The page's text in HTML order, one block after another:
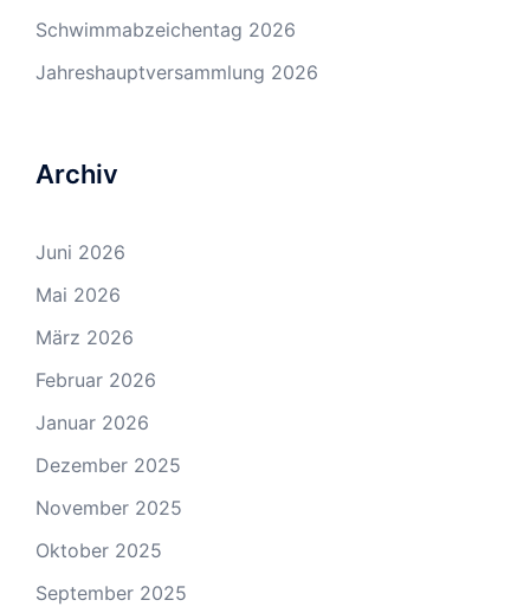
Schwimmabzeichentag 2026
Jahreshauptversammlung 2026
Archiv
Juni 2026
Mai 2026
März 2026
Februar 2026
Januar 2026
Dezember 2025
November 2025
Oktober 2025
September 2025